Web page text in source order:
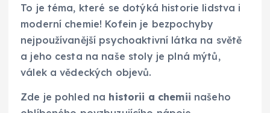
To je téma, které se dotýká historie lidstva i
moderní chemie! Kofein je bezpochyby
nejpoužívanější psychoaktivní látka na světě
a jeho cesta na naše stoly je plná mýtů,
válek a vědeckých objevů.
Zde je pohled na historii a chemii našeho